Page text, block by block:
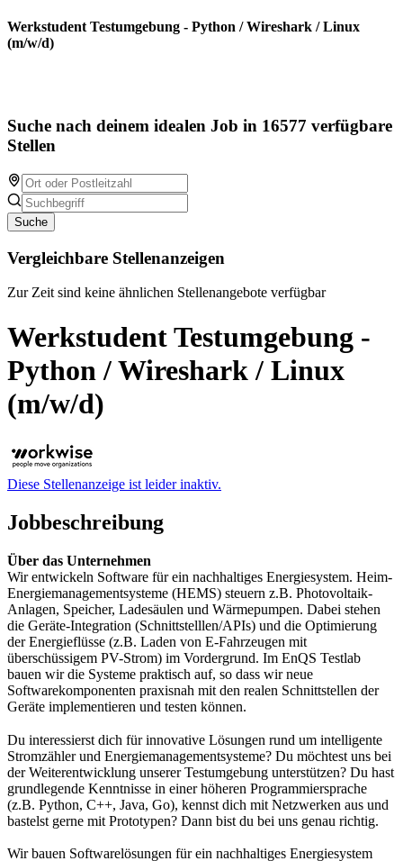
Werkstudent Testumgebung - Python / Wireshark / Linux
(m/w/d)
Suche nach deinem idealen Job in 16577 verfügbare
Stellen
Suche
Vergleichbare Stellenanzeigen
Zur Zeit sind keine ähnlichen Stellenangebote verfügbar
Werkstudent Testumgebung -
Python / Wireshark / Linux
(m/w/d)
Diese Stellenanzeige ist leider inaktiv.
Jobbeschreibung
Über das Unternehmen
Wir entwickeln Software für ein nachhaltiges Energiesystem. Heim-
Energiemanagementsysteme (HEMS) steuern z.B. Photovoltaik-
Anlagen, Speicher, Ladesäulen und Wärmepumpen. Dabei stehen
die Geräte-Integration (Schnittstelllen/APIs) und die Optimierung
der Energieflüsse (z.B. Laden von E-Fahrzeugen mit
überschüssigem PV-Strom) im Vordergrund. Im EnQS Testlab
bauen wir die Systeme praktisch auf, so dass wir neue
Softwarekomponenten praxisnah mit den realen Schnittstellen der
Geräte implementieren und testen können.
Du interessierst dich für innovative Lösungen rund um intelligente
Stromzähler und Energiemanagementsysteme? Du möchtest uns bei
der Weiterentwicklung unserer Testumgebung unterstützen? Du hast
grundlegende Kenntnisse in einer höheren Programmiersprache
(z.B. Python, C++, Java, Go), kennst dich mit Netzwerken aus und
bastelst gerne mit Prototypen? Dann bist du bei uns genau richtig.
Wir bauen Softwarelösungen für ein nachhaltiges Energiesystem